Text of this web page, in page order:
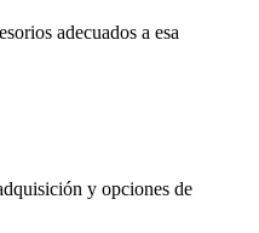
adecuados a esa
y opciones de